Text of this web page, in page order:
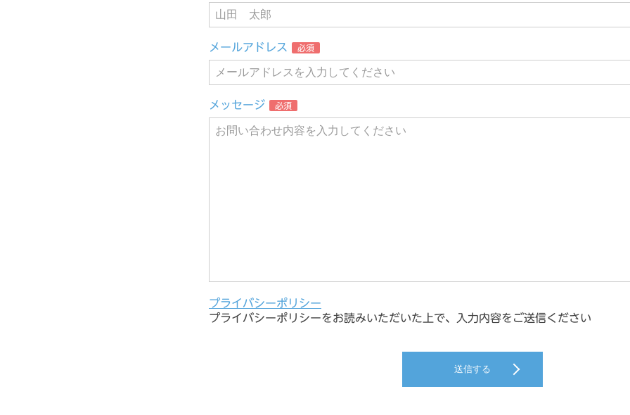
メールアドレス 必須
メッセージ 必須
プライバシーポリシー
プライバシーポリシーをお読みいただいた上で、入力内容をご送信ください
送信する